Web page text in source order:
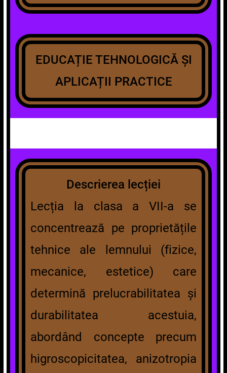
EDUCAȚIE TEHNOLOGICĂ ȘI
APLICAȚII PRACTICE
Descrierea lecției
Lecția la clasa a VII-a se
concentrează pe proprietățile
tehnice ale lemnului (fizice,
mecanice, estetice) care
determină prelucrabilitatea și
durabilitatea acestuia,
abordând concepte precum
higroscopicitatea, anizotropia